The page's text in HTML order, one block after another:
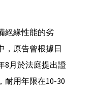
絕緣性能的劣
，原告曾根據日
8月於法庭提出證
耐用年限在10-30